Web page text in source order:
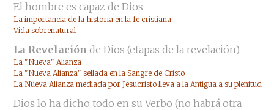
El hombre es capaz de Dios
La importancia de la historia en la fe cristiana
Vida sobrenatural
La Revelación de Dios (etapas de la revelación)
La "Nueva" Alianza
La "Nueva Alianza" sellada en la Sangre de Cristo
La Nueva Alianza mediada por Jesucristo lleva a la Antigua a su plenitud
Dios lo ha dicho todo en su Verbo (no habrá otra